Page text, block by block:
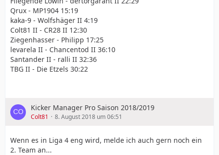
Qrux - MP1904 15:19
kaka-9 - Wolfshäger II 4:19
Colt81 II - CR28 II 12:30
Ziegenhasser - Philipp 17:25
levarela II - Chancentod II 36:10
Santander II - ralli II 32:36
TBG II - Die Etzels 30:22
Kicker Manager Pro Saison 2018/2019
Colt81 8. August 2018 um 06:51
Wenn es in Liga 4 eng wird, melde ich auch gern noch ein
2. Team an...